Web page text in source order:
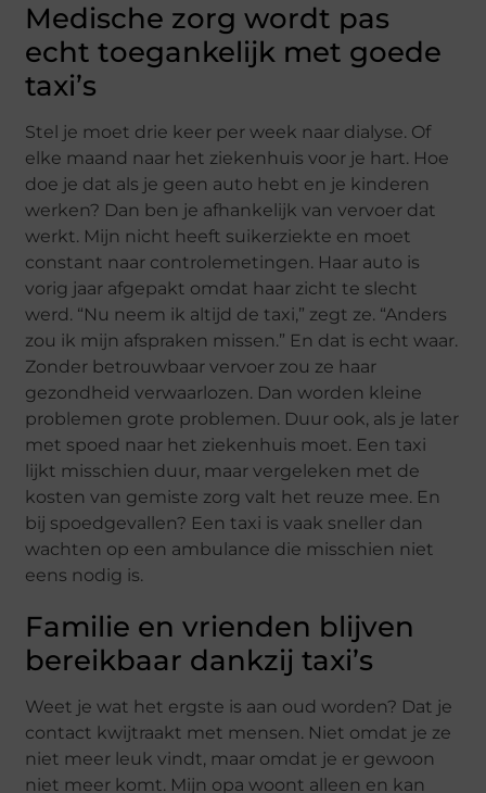
Medische zorg wordt pas
echt toegankelijk met goede
taxi’s
Stel je moet drie keer per week naar dialyse. Of
elke maand naar het ziekenhuis voor je hart. Hoe
doe je dat als je geen auto hebt en je kinderen
werken? Dan ben je afhankelijk van vervoer dat
werkt. Mijn nicht heeft suikerziekte en moet
constant naar controlemetingen. Haar auto is
vorig jaar afgepakt omdat haar zicht te slecht
werd. “Nu neem ik altijd de taxi,” zegt ze. “Anders
zou ik mijn afspraken missen.” En dat is echt waar.
Zonder betrouwbaar vervoer zou ze haar
gezondheid verwaarlozen. Dan worden kleine
problemen grote problemen. Duur ook, als je later
met spoed naar het ziekenhuis moet. Een taxi
lijkt misschien duur, maar vergeleken met de
kosten van gemiste zorg valt het reuze mee. En
bij spoedgevallen? Een taxi is vaak sneller dan
wachten op een ambulance die misschien niet
eens nodig is.
Familie en vrienden blijven
bereikbaar dankzij taxi’s
Weet je wat het ergste is aan oud worden? Dat je
contact kwijtraakt met mensen. Niet omdat je ze
niet meer leuk vindt, maar omdat je er gewoon
niet meer komt. Mijn opa woont alleen en kan